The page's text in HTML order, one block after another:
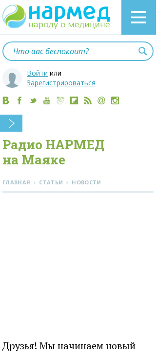
Войти или
Зарегистрироваться
Радио НАРМЕД
на Маяке
ГЛАВНАЯ › СТАТЬИ › НОВОСТИ
Друзья! Мы начинаем новый